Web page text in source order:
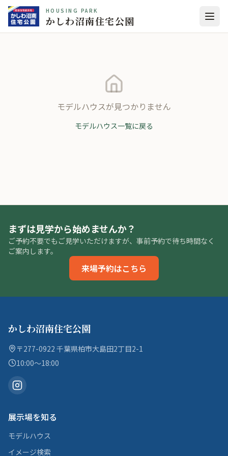
HOUSING PARK
かしわ沼南住宅公園
モデルハウスが見つかりません
モデルハウス一覧に戻る
まずは見学から始めませんか？
ご予約不要でもご見学いただけますが、事前予約で待ち時間なく
ご案内します。
来場予約はこちら
かしわ沼南住宅公園
〒277-0922 千葉県柏市大島田2丁目2-1
10:00〜18:00
展示場を知る
モデルハウス
イメージ検索